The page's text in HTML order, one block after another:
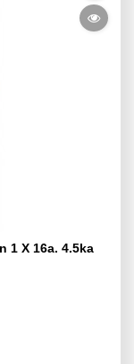
1 X 16a. 4.5ka